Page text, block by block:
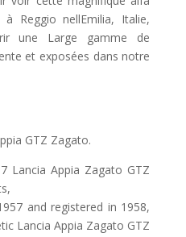
Reggio nellEmilia, Italie,
une Large gamme de
et exposées dans notre
GTZ Zagato.
Lancia Appia Zagato GTZ
and registered in 1958,
Lancia Appia Zagato GTZ